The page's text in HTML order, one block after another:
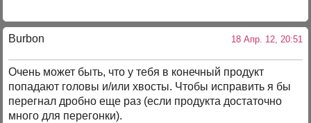
Burbon 18 Апр. 12, 20:51
Очень может быть, что у тебя в конечный продукт
попадают головы и/или хвосты. Чтобы исправить я бы
перегнал дробно еще раз (если продукта достаточно
много для перегонки).